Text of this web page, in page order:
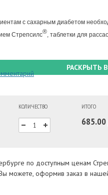
с сахарным диабетом
Стрепсилс® , таблетки для
РАСКРЫТЬ
КОЛИЧЕСТВО ИТОГО
685.00
по доступным ценам
можете, оформив заказ в